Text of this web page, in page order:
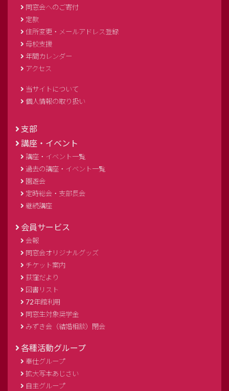
同窓会へのご寄付
定款
住所変更・メールアドレス登録
母校支援
年間カレンダー
アクセス
当サイトについて
個人情報の取り扱い
支部
講座・イベント
講座・イベント一覧
過去の講座・イベント一覧
園遊会
定時総会・支部長会
継続講座
会員サービス
会報
同窓会オリジナルグッズ
チケット案内
荻窪だより
図書リスト
72年館利用
同窓生対象奨学金
みずき会（結婚相談）閉会
各種活動グループ
奉仕グループ
拡大写本あじさい
自主グループ